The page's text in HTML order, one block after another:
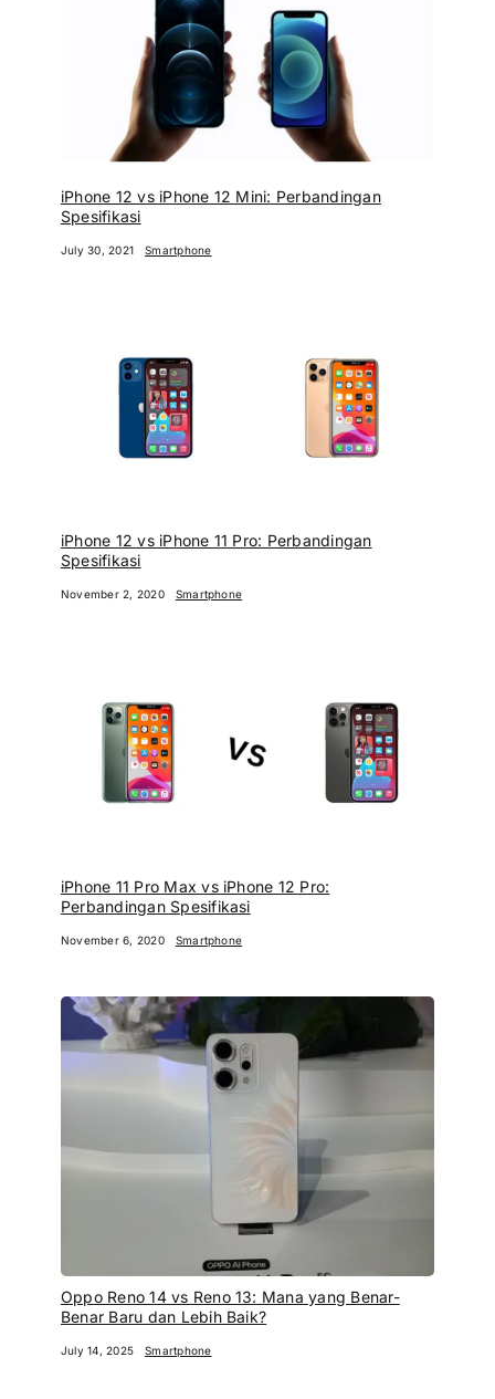
iPhone 12 vs iPhone 12 Mini: Perbandingan
Spesifikasi
July 30, 2021 Smartphone
iPhone 12 vs iPhone 11 Pro: Perbandingan
Spesifikasi
November 2, 2020 Smartphone
iPhone 11 Pro Max vs iPhone 12 Pro:
Perbandingan Spesifikasi
November 6, 2020 Smartphone
Oppo Reno 14 vs Reno 13: Mana yang Benar-
Benar Baru dan Lebih Baik?
July 14, 2025 Smartphone